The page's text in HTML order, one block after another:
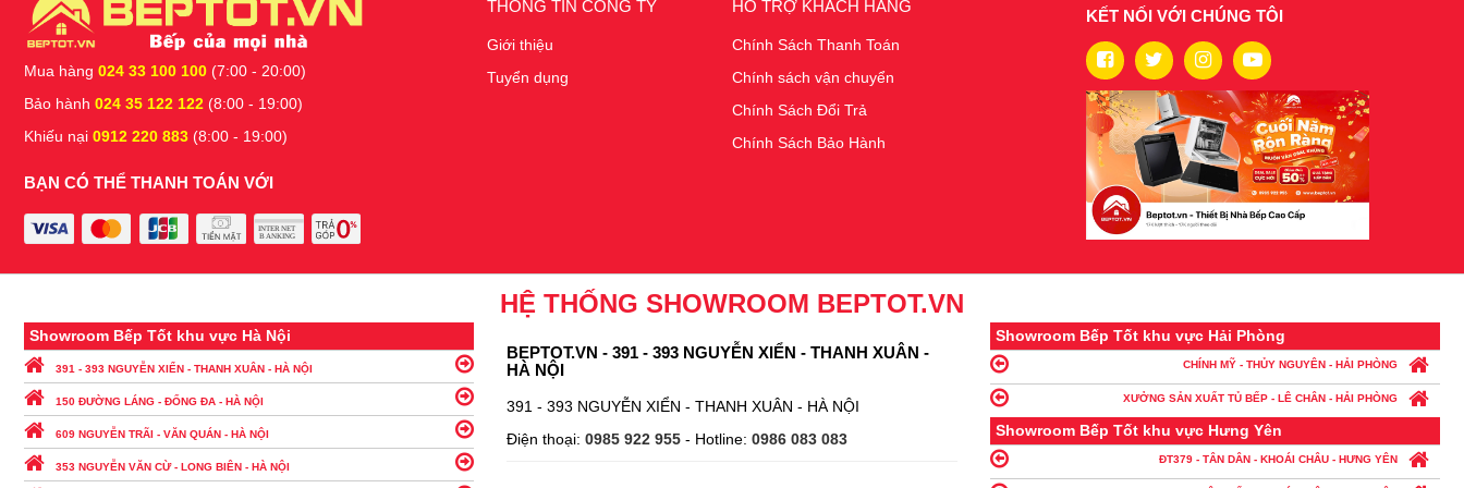
Mua hàng 024 33 100 100 (7:00 - 20:00)
Bảo hành 024 35 122 122 (8:00 - 19:00)
Khiếu nại 0912 220 883 (8:00 - 19:00)
BẠN CÓ THỂ THANH TOÁN VỚI
THÔNG TIN CÔNG TY
Giới thiệu
Tuyển dụng
HỖ TRỢ KHÁCH HÀNG
Chính Sách Thanh Toán
Chính sách vận chuyển
Chính Sách Đổi Trả
Chính Sách Bảo Hành
KẾT NỐI VỚI CHÚNG TÔI
HỆ THỐNG SHOWROOM BEPTOT.VN
Showroom Bếp Tốt khu vực Hà Nội
391 - 393 NGUYỄN XIỂN - THANH XUÂN - HÀ NỘI
150 ĐƯỜNG LÁNG - ĐỐNG ĐA - HÀ NỘI
609 NGUYỄN TRÃI - VĂN QUÁN - HÀ NỘI
353 NGUYỄN VĂN CỪ - LONG BIÊN - HÀ NỘI
BEPTOT.VN - 391 - 393 NGUYỄN XIỂN - THANH XUÂN -
HÀ NỘI
391 - 393 NGUYỄN XIỂN - THANH XUÂN - HÀ NỘI
Điện thoại:0985 922 955- Hotline:0986 083 083
Showroom Bếp Tốt khu vực Hải Phòng
CHÍNH MỸ - THỦY NGUYÊN - HẢI PHÒNG
XƯỞNG SẢN XUẤT TỦ BẾP - LÊ CHÂN - HẢI PHÒNG
Showroom Bếp Tốt khu vực Hưng Yên
ĐT379 - TÂN DÂN - KHOÁI CHÂU - HƯNG YÊN